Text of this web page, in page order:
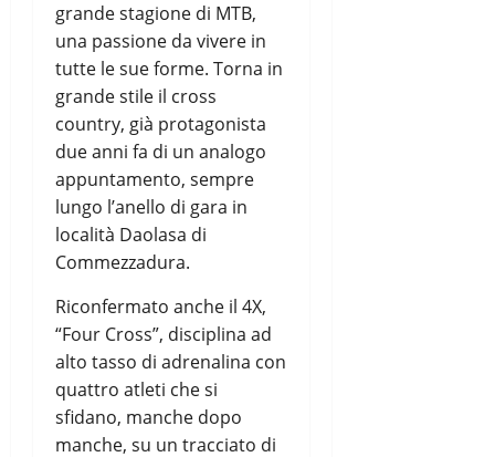
grande stagione di MTB,
una passione da vivere in
tutte le sue forme. Torna in
grande stile il cross
country, già protagonista
due anni fa di un analogo
appuntamento, sempre
lungo l’anello di gara in
località Daolasa di
Commezzadura.
Riconfermato anche il 4X,
“Four Cross”, disciplina ad
alto tasso di adrenalina con
quattro atleti che si
sfidano, manche dopo
manche, su un tracciato di